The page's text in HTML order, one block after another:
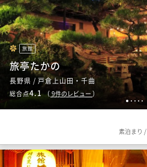
1 23 45
旅館
旅亭たかの
長野県 / 戸倉上山田・千曲
総合点4.1（ 9件のレビュー ）
素泊まり /